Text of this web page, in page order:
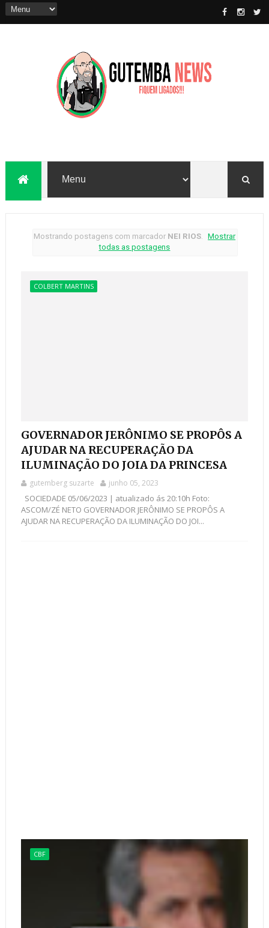
Mostrando postagens com marcador NEI RIOS.
Mostrar
todas as postagens
COLBERT MARTINS
GOVERNADOR JERÔNIMO SE PROPÔS A
AJUDAR NA RECUPERAÇÃO DA
ILUMINAÇÃO DO JOIA DA PRINCESA
gutemberg suzarte junho 05, 2023
SOCIEDADE 05/06/2023 | atualizado ás 20:10h Foto:
ASCOM/ZÉ NETO GOVERNADOR JERÔNIMO SE PROPÔS A
AJUDAR NA RECUPERAÇÃO DA ILUMINAÇÃO DO JOI...
CBF